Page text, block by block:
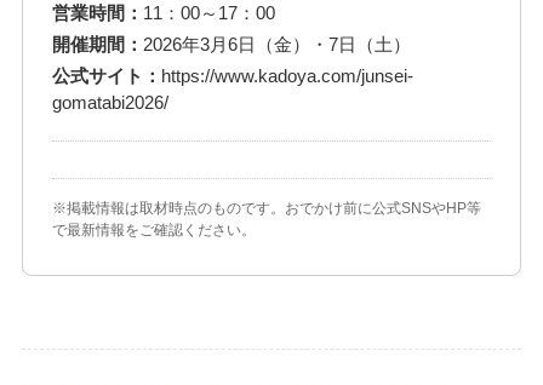
営業時間： 11：00～17：00
開催期間： 2026年3月6日（金）・7日（土）
公式サイト： https://www.kadoya.com/junsei-
gomatabi2026/
※掲載情報は取材時点のものです。おでかけ前に公式SNSやHP等
で最新情報をご確認ください。